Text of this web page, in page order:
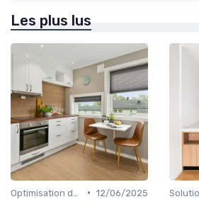
Les plus lus
• 12/06/2025